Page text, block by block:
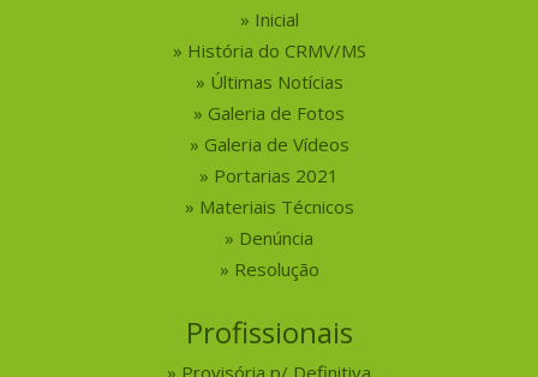
Inicial
História do CRMV/MS
Últimas Notícias
Galeria de Fotos
Galeria de Vídeos
Portarias 2021
Materiais Técnicos
Denúncia
Resolução
Profissionais